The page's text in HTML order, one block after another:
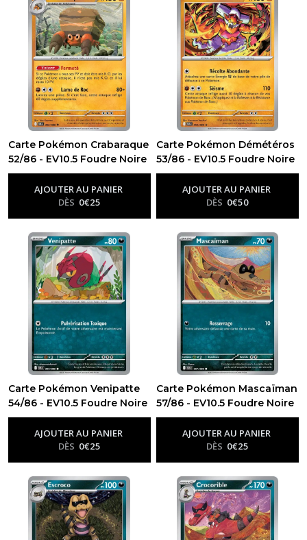
Carte Pokémon Crabaraque
52/86 - EV10.5 Foudre Noire
-Ev10.5 - Foudre Noire
AJOUTER AU PANIER
DÈS 0€25
Carte Pokémon Démétéros
53/86 - EV10.5 Foudre Noire
-Ev10.5 - Foudre Noire
AJOUTER AU PANIER
DÈS 0€50
Carte Pokémon Venipatte
54/86 - EV10.5 Foudre Noire
-Ev10.5 - Foudre Noire
AJOUTER AU PANIER
DÈS 0€25
Carte Pokémon Mascaïman
57/86 - EV10.5 Foudre Noire
-Ev10.5 - Foudre Noire
AJOUTER AU PANIER
DÈS 0€25